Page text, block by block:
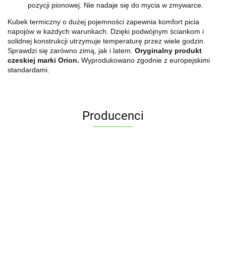
pozycji pionowej. Nie nadaje się do mycia w zmywarce.
Kubek termiczny o dużej pojemności zapewnia komfort picia
napojów w każdych warunkach. Dzięki podwójnym ściankom i
solidnej konstrukcji utrzymuje temperaturę przez wiele godzin.
Sprawdzi się zarówno zimą, jak i latem. Oryginalny produkt
czeskiej marki Orion. Wyprodukowano zgodnie z europejskimi
standardami.
Producenci